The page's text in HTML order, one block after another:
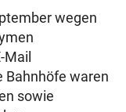
wegen
Bahnhöfe waren
sowie